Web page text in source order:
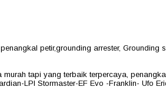
petir,grounding arrester,
tapi yang terbaik terpercaya,
LPI Stormaster-EF Evo -Franklin- Ufo